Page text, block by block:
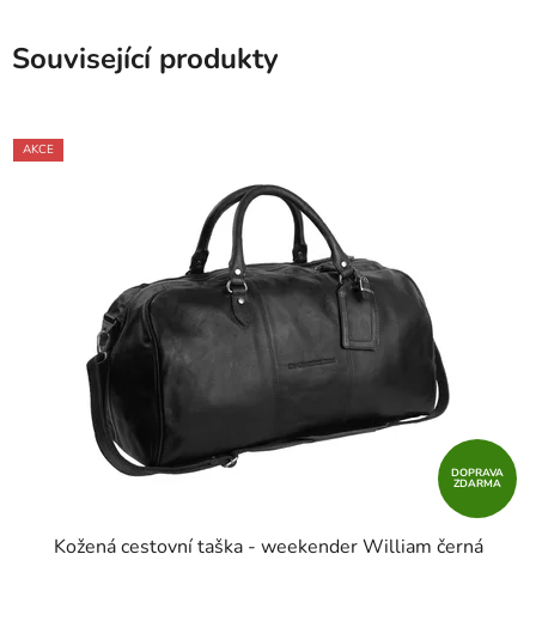
Související produkty
AKCE
DOPRAVA
ZDARMA
Kožená cestovní taška - weekender William černá